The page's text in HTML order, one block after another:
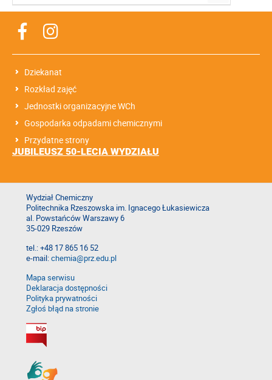
Dziekanat
Rozkład zajęć
Jednostki organizacyjne WCh
Gospodarka odpadami chemicznymi
Przydatne strony
JUBILEUSZ 50-LECIA WYDZIAŁU
Wydział Chemiczny
Politechnika Rzeszowska im. Ignacego Łukasiewicza
al. Powstańców Warszawy 6
35-029 Rzeszów
tel.: +48 17 865 16 52
e-mail:chemia@prz.edu.pl
Mapa serwisu
Deklaracja dostępności
Polityka prywatności
Zgłoś błąd na stronie